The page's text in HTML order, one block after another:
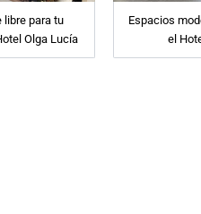
libre para tu
Olga Lucía
Espacios
el